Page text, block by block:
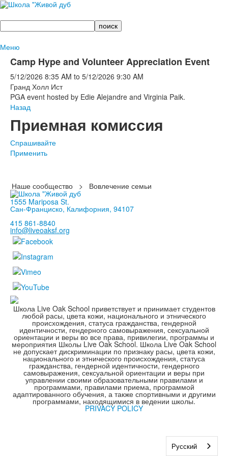
Поиск
Меню
Camp Hype and Volunteer Appreciation Event
5/12/2026 8:35 AM to 5/12/2026 9:30 AM
Гранд Холл Ист
PGA event hosted by Edie Alejandre and Virginia Paik.
Назад
Приемная комиссия
Спрашивайте
Применить
Наше сообщество >
Вовлечение семьи
1555 Mariposa St.
Сан-Франциско, Калифорния, 94107
415 861-8840
info@liveoaksf.org
Школа Live Oak School приветствует и принимает студентов
любой расы, цвета кожи, национального и этнического
происхождения, статуса гражданства, гендерной
идентичности, гендерного самовыражения, сексуальной
ориентации и веры во все права, привилегии, программы и
мероприятия Школы Live Oak School. Школа Live Oak School
не допускает дискриминации по признаку расы, цвета кожи,
национального и этнического происхождения, статуса
гражданства, гендерной идентичности, гендерного
самовыражения, сексуальной ориентации и веры при
управлении своими образовательными правилами и
программами, правилами приема, программой
адаптированного обучения, а также спортивными и другими
программами, находящимися в ведении школы.
PRIVACY POLICY
Русский